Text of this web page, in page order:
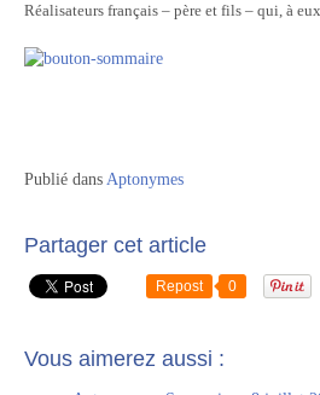
Réalisateurs français – père et fils – qui, à
Publié dans Aptonymes
Partager cet article
Repost 0
Vous aimerez aussi :